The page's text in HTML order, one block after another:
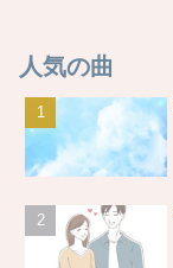
人気の曲